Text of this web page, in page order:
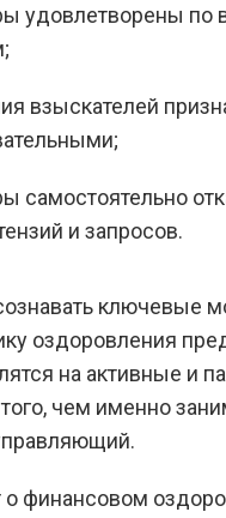
удовлетворены по
взыскателей
самостоятельно
и запросов.
ключевые
оздоровления
на активные и
чем именно
о финансовом